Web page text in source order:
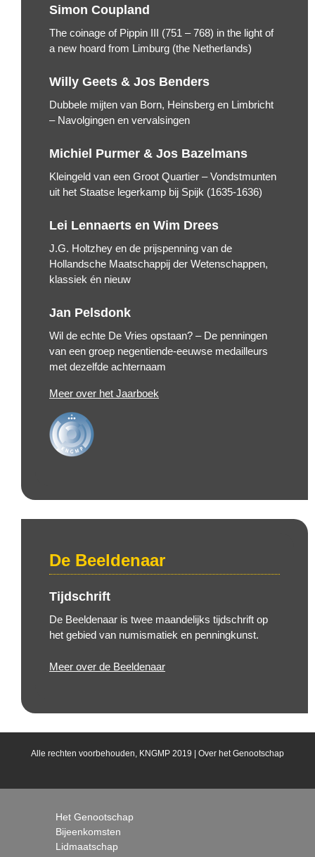
Simon Coupland
The coinage of Pippin III (751 – 768) in the light of
a new hoard from Limburg (the Netherlands)
Willy Geets & Jos Benders
Dubbele mijten van Born, Heinsberg en Limbricht
– Navolgingen en vervalsingen
Michiel Purmer & Jos Bazelmans
Kleingeld van een Groot Quartier – Vondstmunten
uit het Staatse legerkamp bij Spijk (1635-1636)
Lei Lennaerts en Wim Drees
J.G. Holtzhey en de prijspenning van de
Hollandsche Maatschappij der Wetenschappen,
klassiek én nieuw
Jan Pelsdonk
Wil de echte De Vries opstaan? – De penningen
van een groep negentiende-eeuwse medailleurs
met dezelfde achternaam
Meer over het Jaarboek
De Beeldenaar
Tijdschrift
De Beeldenaar is twee maandelijks tijdschrift op
het gebied van numismatiek en penningkunst.
Meer over de Beeldenaar
Het Genootschap
Bijeenkomsten
Lidmaatschap
Alle rechten voorbehouden, KNGMP 2019 | Over het Genootschap